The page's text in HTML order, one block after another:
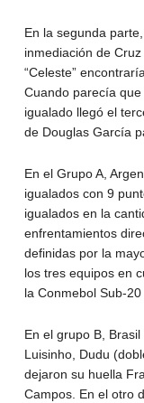
En la segunda
inmediación de
“Celeste”
Cuando parecía
igualado llegó el
de Douglas García
En el Grupo A,
igualados con 9
igualados en la
enfrentamientos
definidas por la
los tres equipos en
la Conmebol Sub-
En el grupo B,
Luisinho, Dudu
dejaron su huella
Campos. En el otro